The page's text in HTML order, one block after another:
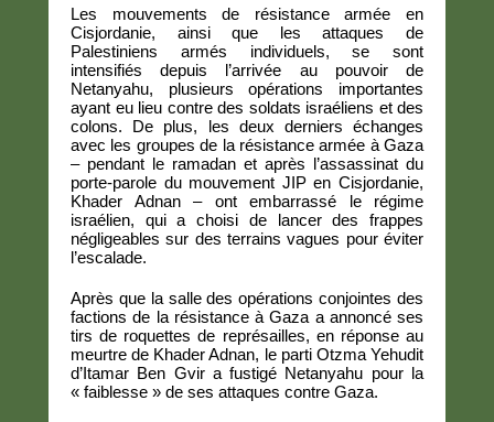
Les mouvements de résistance armée en
Cisjordanie, ainsi que les attaques de
Palestiniens armés individuels, se sont
intensifiés depuis l’arrivée au pouvoir de
Netanyahu, plusieurs opérations importantes
ayant eu lieu contre des soldats israéliens et des
colons. De plus, les deux derniers échanges
avec les groupes de la résistance armée à Gaza
– pendant le ramadan et après l’assassinat du
porte-parole du mouvement JIP en Cisjordanie,
Khader Adnan – ont embarrassé le régime
israélien, qui a choisi de lancer des frappes
négligeables sur des terrains vagues pour éviter
l’escalade.
Après que la salle des opérations conjointes des
factions de la résistance à Gaza a annoncé ses
tirs de roquettes de représailles, en réponse au
meurtre de Khader Adnan, le parti Otzma Yehudit
d’Itamar Ben Gvir a fustigé Netanyahu pour la
« faiblesse » de ses attaques contre Gaza.